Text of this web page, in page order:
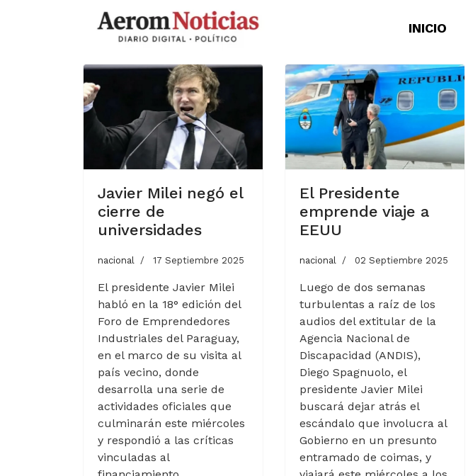
INICIO
Javier Milei negó el
cierre de
universidades
nacional 17 Septiembre 2025
El presidente Javier Milei
habló en la 18° edición del
Foro de Emprendedores
Industriales del Paraguay,
en el marco de su visita al
país vecino, donde
desarrolla una serie de
actividades oficiales que
culminarán este miércoles
y respondió a las críticas
vinculadas al
El Presidente
emprende viaje a
EEUU
nacional 02 Septiembre 2025
Luego de dos semanas
turbulentas a raíz de los
audios del extitular de la
Agencia Nacional de
Discapacidad (ANDIS),
Diego Spagnuolo, el
presidente Javier Milei
buscará dejar atrás el
escándalo que involucra al
Gobierno en un presunto
entramado de coimas, y